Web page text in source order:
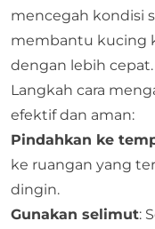
mencegah kondisi
membantu kucing
dengan lebih cepat.
Langkah cara
efektif dan aman:
Pindahkan ke
ke ruangan yang
dingin.
Gunakan selimut: